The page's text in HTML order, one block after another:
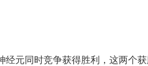
元同时竞争获得胜利，这两个